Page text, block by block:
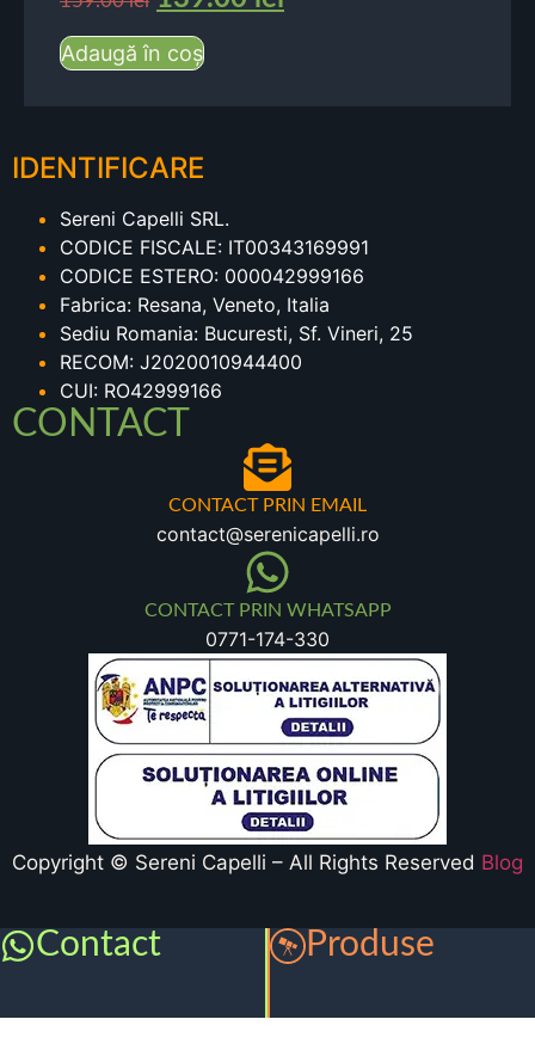
Adaugă în coș
IDENTIFICARE
Sereni Capelli SRL.
CODICE FISCALE: IT00343169991
CODICE ESTERO: 000042999166
Fabrica: Resana, Veneto, Italia
Sediu Romania: Bucuresti, Sf. Vineri, 25
RECOM: J2020010944400
CUI: RO42999166
CONTACT
CONTACT PRIN EMAIL
contact@serenicapelli.ro
CONTACT PRIN WHATSAPP
0771-174-330
Copyright © Sereni Capelli – All Rights Reserved Blog
Contact Produse